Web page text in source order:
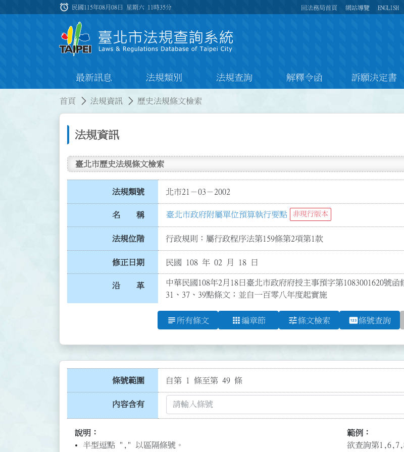
:::
alarm 民國115年08月08日 星期六 11時35分 回法務局首頁 網站導覽 ENGLISH
最新訊息 法規類別 法規查詢 解釋令函 訴願決定書
首頁 法規資訊 歷史法規條文檢索
法規資訊
臺北市歷史法規條文檢索
法規類號 北市21－03－2002
名 稱 臺北市政府附屬單位預算執行要點 非現行版本
法規位階 行政規則：屬行政程序法第159條第2項第1款
修正日期 民國 108 年 02 月 18 日
沿 革
中華民國108年2月18日臺北市政府府授主事預字第1083001620號函
31、37、39點條文；並自一百零八年度起實施
subject 所有條文 apps 編章節 tune條文檢索 pin條號查詢
條號範圍 自第 1 條至第 49 條
內容含有
說明：
半型逗點 "," 以區隔條號。
範例：
欲查詢第